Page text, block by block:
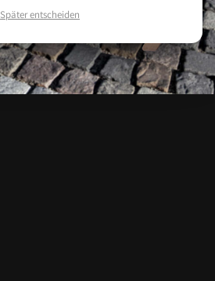
Später entscheiden